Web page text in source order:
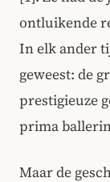
ontluikende
In elk ander
geweest: de
prestigieuze
prima
Maar de